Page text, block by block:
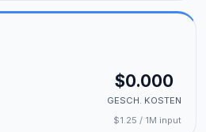
$0.000
GESCH. KOSTEN
$1.25 / 1M input